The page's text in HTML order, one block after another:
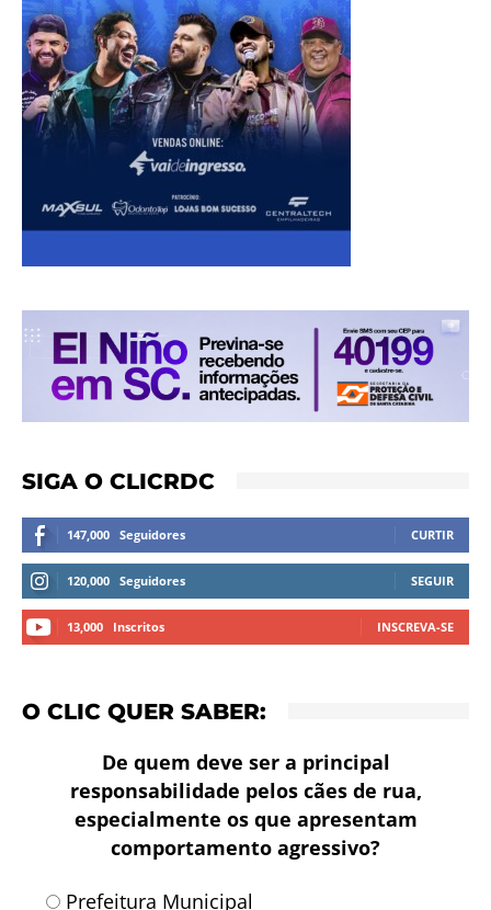
SIGA O CLICRDC
147,000 Seguidores CURTIR
120,000 Seguidores SEGUIR
13,000 Inscritos INSCREVA-SE
O CLIC QUER SABER:
De quem deve ser a principal
responsabilidade pelos cães de rua,
especialmente os que apresentam
comportamento agressivo?
Prefeitura Municipal